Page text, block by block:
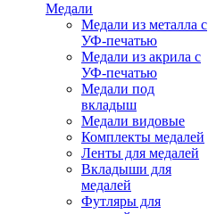
Медали
Медали из металла с
УФ-печатью
Медали из акрила с
УФ-печатью
Медали под
вкладыш
Медали видовые
Комплекты медалей
Ленты для медалей
Вкладыши для
медалей
Футляры для